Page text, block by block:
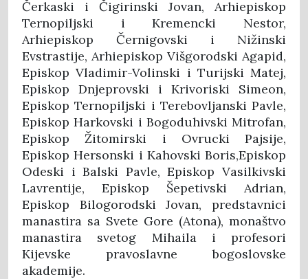
Čerkaski i Čigirinski Jovan, Arhiepiskop
Ternopiljski i Kremencki Nestor,
Arhiepiskop Černigovski i Nižinski
Evstrastije, Arhiepiskop Višgorodski Agapid,
Episkop Vladimir-Volinski i Turijski Matej,
Episkop Dnjeprovski i Krivoriski Simeon,
Episkop Ternopiljski i Terebovljanski Pavle,
Episkop Harkovski i Bogoduhivski Mitrofan,
Episkop Žitomirski i Ovrucki Pajsije,
Episkop Hersonski i Kahovski Boris,Episkop
Odeski i Balski Pavle, Episkop Vasilkivski
Lavrentije, Episkop Šepetivski Adrian,
Episkop Bilogorodski Jovan, predstavnici
manastira sa Svete Gore (Atona), monaštvo
manastira svetog Mihaila i profesori
Kijevske pravoslavne bogoslovske
akademije.